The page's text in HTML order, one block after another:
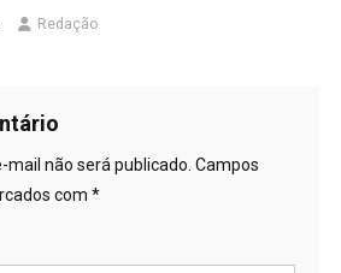
Redação
mail não será publicado. Campos
com *